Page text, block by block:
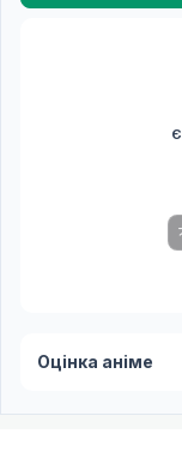
Оцінка аніме